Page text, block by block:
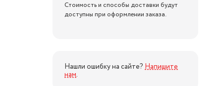
Стоимость и способы доставки будут
доступны при оформлении заказа.
Нашли ошибку на сайте? Напишите
нам.